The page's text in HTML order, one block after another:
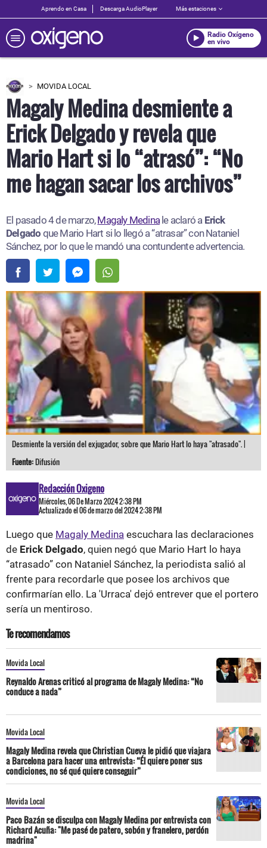
Aprendo en Casa Descarga AudioPlayer Más estaciones
Radio Oxígeno
en vivo
MOVIDA LOCAL
Magaly Medina desmiente a
Erick Delgado y revela que
Mario Hart si lo “atrasó”: “No
me hagan sacar los archivos”
El pasado 4 de marzo,Magaly Medinale aclaró a Erick
Delgado que Mario Hart si lo llegó a “atrasar” con Nataniel
Sánchez, por lo que le mandó una contundente advertencia.
Desmiente la versión del exjugador, sobre que Mario Hart lo haya "atrasado". |
Fuente:Difusión
Redacción Oxigeno
Miércoles, 06 De Marzo 2024 2:38 PM
Actualizado el 06 de marzo del 2024 2:38 PM
Luego que Magaly Medina escuchara las declaraciones
de Erick Delgado, quien negó que Mario Hart lo haya
“atrasado” con Nataniel Sánchez, la periodista salió al
frente para recordarle que posee los archivos que
confirmarían ello. La 'Urraca' dejó entrever que el portero
sería un mentiroso.
Te recomendamos
Movida Local
Reynaldo Arenas criticó al programa de Magaly Medina: “No
conduce a nada”
Movida Local
Magaly Medina revela que Christian Cueva le pidió que viajara
a Barcelona para hacer una entrevista: “Él quiere poner sus
condiciones, no sé qué quiere conseguir”
Movida Local
Paco Bazán se disculpa con Magaly Medina por entrevista con
Richard Acuña: "Me pasé de patero, sobón y franelero, perdón
madrina"